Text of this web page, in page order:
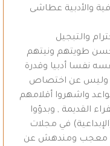
والأدبية عطاشى
والتبجيل
طويتهم ونيتهم
نفسا أدبيا وقدرة
وليس عن اختصاص
واشهروا أقلامهم
القديمة , وبدؤوا
في مجلات
معجب ومندهش عن